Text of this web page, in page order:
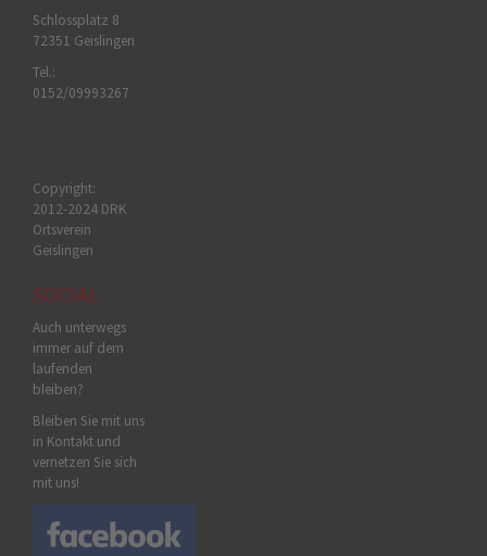
Schlossplatz 8
72351 Geislingen
Tel.:
0152/09993267
Copyright:
2012-2024 DRK
Ortsverein
Geislingen
SOCIAL
Auch unterwegs
immer auf dem
laufenden
bleiben?
Bleiben Sie mit uns
in Kontakt und
vernetzen Sie sich
mit uns!